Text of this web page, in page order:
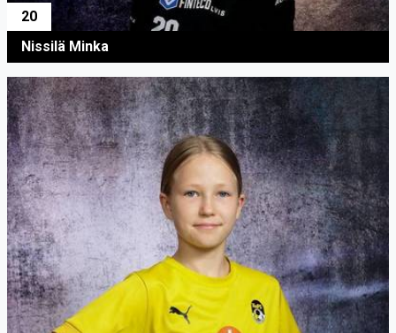
20
Nissilä Minka